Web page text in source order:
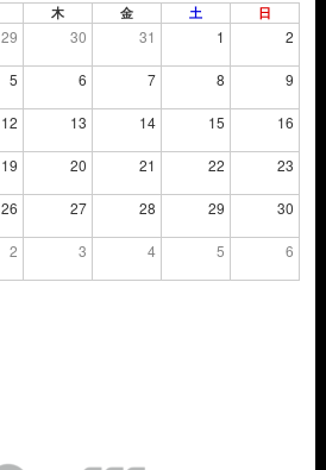
木 金 土 日
29 30 31 1 2
5 6 7 8 9
12 13 14 15 16
19 20 21 22 23
26 27 28 29 30
2 3 4 5 6